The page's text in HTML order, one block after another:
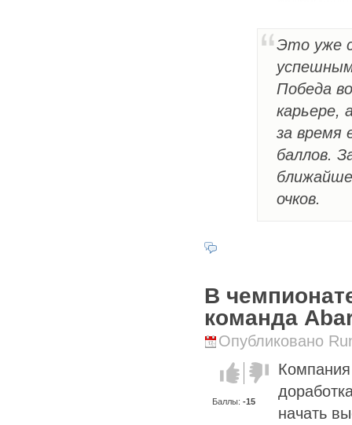
Это уже
Победа
карьере,
за время
баллов.
очков.
В
команда
Опубликовано
Голос за!Голос
против!
Баллы: -15
начать